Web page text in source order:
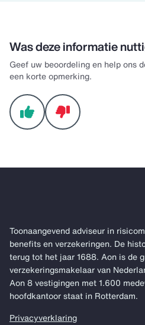
Was deze informatie
Geef uw beoordeling en help ons
een korte opmerking.
Toonaangevend adviseur in
benefits en verzekeringen. De
terug tot het jaar 1688. Aon is de
verzekeringsmakelaar van
Aon 8 vestigingen met 1.600
hoofdkantoor staat in Rotterdam.
Privacyverklaring